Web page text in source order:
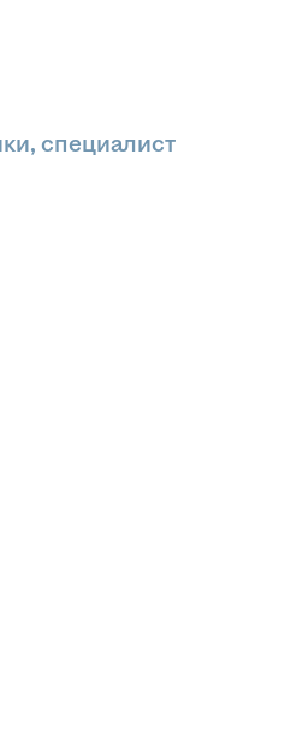
специалист